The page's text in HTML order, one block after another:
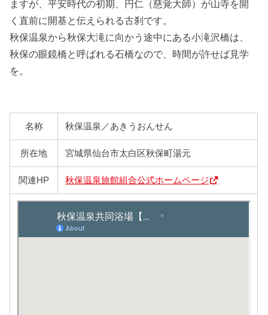
ますが、平安時代の初期、円仁（慈覚大師）が山寺を開
く直前に開基と伝えられる古刹です。
秋保温泉から秋保大滝に向かう途中にある小滝沢橋は、
秋保の眼鏡橋と呼ばれる石橋なので、時間が許せば見学
を。
名称 秋保温泉／あきうおんせん
所在地 宮城県仙台市太白区秋保町湯元
関連HP 秋保温泉旅館組合公式ホームページ